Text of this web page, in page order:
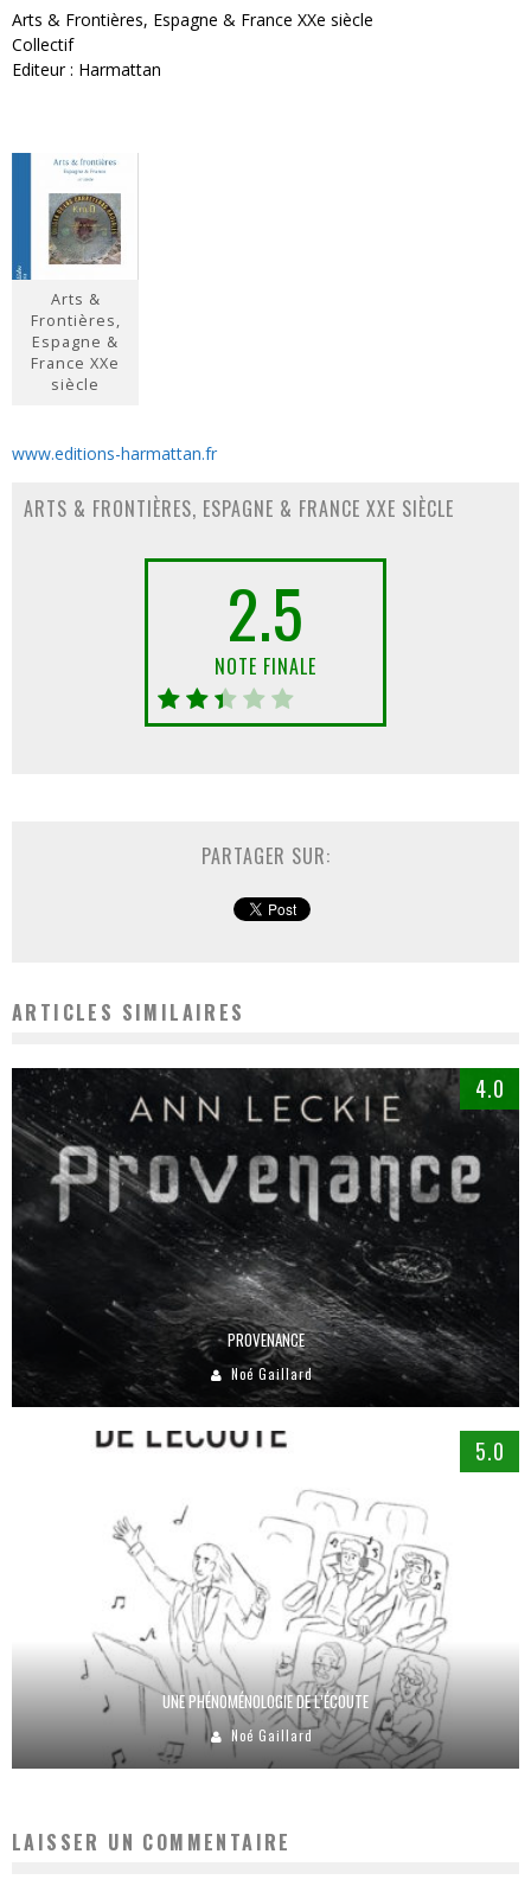
Arts & Frontières, Espagne & France XXe siècle
Collectif
Editeur : Harmattan
Arts &
Frontières,
Espagne &
France XXe
siècle
www.editions-harmattan.fr
ARTS & FRONTIÈRES, ESPAGNE & FRANCE XXE SIÈCLE
2.5
NOTE FINALE
PARTAGER SUR:
ARTICLES SIMILAIRES
4.0
PROVENANCE
Noé Gaillard
5.0
UNE PHÉNOMÉNOLOGIE DE L’ÉCOUTE
Noé Gaillard
LAISSER UN COMMENTAIRE